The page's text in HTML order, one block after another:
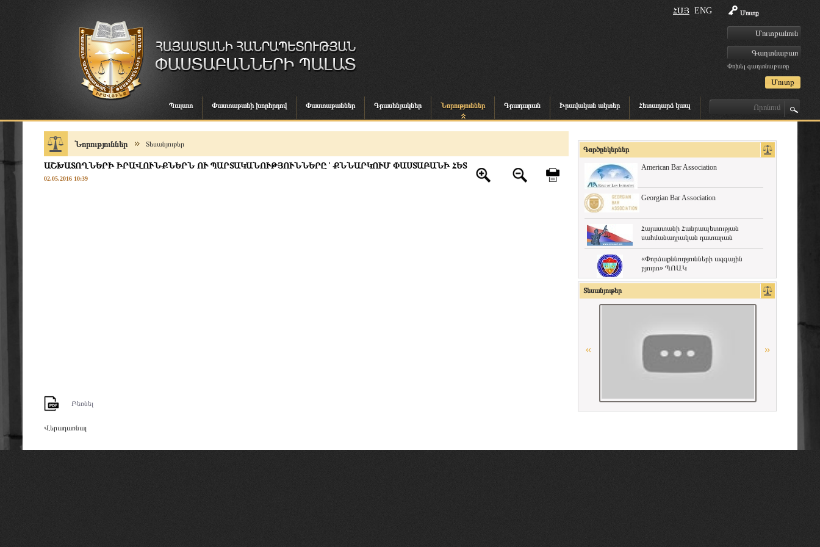
Մուտք
Փոխել գաղտնաբառը
ՀԱՅ ENG
Պալատ Փաստաբանի խորհրդով Փաստաբաններ Գրասենյակներ Նորություններ Գրադարան Իրավական ակտեր Հետադարձ կապ
Նորություններ Տեսանյութեր
ԱՇԽԱՏՈՂՆԵՐԻ ԻՐԱՎՈՒՆՔՆԵՐՆ ՈՒ ՊԱՐՏԱԿԱՆՈՒԹՅՈՒՆՆԵՐԸ ՚ ՔՆՆԱՐԿՈՒՄ ՓԱՍՏԱԲԱՆԻ ՀԵՏ
02.05.2016 10:39
Բեռնել
Վերադառնալ
Գործընկերներ
American Bar Association
Georgian Bar Association
Հայաստանի Հանրապետության
սահմանադրական դատարան
«Փորձաքննությունների ազգային
բյուրո» ՊՈԱԿ
Հայաստանի Հանրապետության
Մարդու իրավունքների պաշտպան
Միջազգային իրավական
Տեսանյութեր